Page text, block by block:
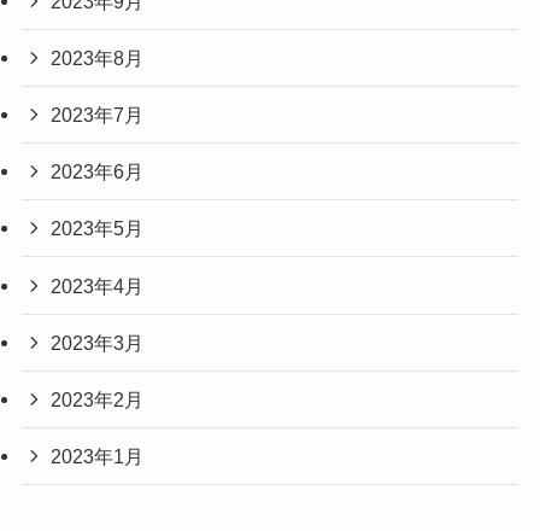
2023年8月
2023年7月
2023年6月
2023年5月
2023年4月
2023年3月
2023年2月
2023年1月